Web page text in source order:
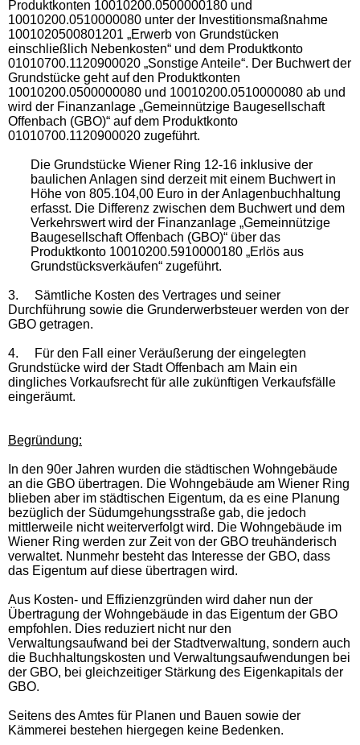
Produktkonten 10010200.0500000180 und
10010200.0510000080 unter der Investitionsmaßnahme
1001020500801201 „Erwerb von Grundstücken
einschließlich Nebenkosten“ und dem Produktkonto
01010700.1120900020 „Sonstige Anteile“. Der Buchwert der
Grundstücke geht auf den Produktkonten
10010200.0500000080 und 10010200.0510000080 ab und
wird der Finanzanlage „Gemeinnützige Baugesellschaft
Offenbach (GBO)“ auf dem Produktkonto
01010700.1120900020 zugeführt.
Die Grundstücke Wiener Ring 12-16 inklusive der
baulichen Anlagen sind derzeit mit einem Buchwert in
Höhe von 805.104,00 Euro in der Anlagenbuchhaltung
erfasst. Die Differenz zwischen dem Buchwert und dem
Verkehrswert wird der Finanzanlage „Gemeinnützige
Baugesellschaft Offenbach (GBO)“ über das
Produktkonto 10010200.5910000180 „Erlös aus
Grundstücksverkäufen“ zugeführt.
3.
Sämtliche Kosten des Vertrages und seiner
Durchführung sowie die Grunderwerbsteuer werden von der
GBO getragen.
4.
Für den Fall einer Veräußerung der eingelegten
Grundstücke wird der Stadt Offenbach am Main ein
dingliches Vorkaufsrecht für alle zukünftigen Verkaufsfälle
eingeräumt.
Begründung:
In den 90er Jahren wurden die städtischen Wohngebäude
an die GBO übertragen. Die Wohngebäude am Wiener Ring
blieben aber im städtischen Eigentum, da es eine Planung
bezüglich der Südumgehungsstraße gab, die jedoch
mittlerweile nicht weiterverfolgt wird. Die Wohngebäude im
Wiener Ring werden zur Zeit von der GBO treuhänderisch
verwaltet. Nunmehr besteht das Interesse der GBO, dass
das Eigentum auf diese übertragen wird.
Aus Kosten- und Effizienzgründen wird daher nun der
Übertragung der Wohngebäude in das Eigentum der GBO
empfohlen. Dies reduziert nicht nur den
Verwaltungsaufwand bei der Stadtverwaltung, sondern auch
die Buchhaltungskosten und Verwaltungsaufwendungen bei
der GBO, bei gleichzeitiger Stärkung des Eigenkapitals der
GBO.
Seitens des Amtes für Planen und Bauen sowie der
Kämmerei bestehen hiergegen keine Bedenken.